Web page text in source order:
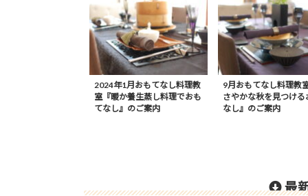
2024年1月おもてなし料理教
室『暖か養生蒸し料理でおも
てなし』のご案内
9月おもてなし料理教
さやかな秋を見つける
なし』のご案内
最